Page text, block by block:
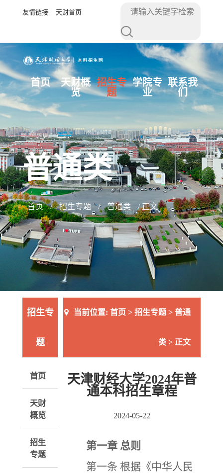
友情链接 天财首页
首页
天财概
览
招生专
题
学院专
业
联系我
们
普通类
首页 / 招生专题 / 普通类 / 正文
招生专
题
首页
天财
概览
招生
专题
当前位置:首页 >招生专题 >普通
类 > 正文
天津财经大学2024年普
通本科招生章程
2024-05-22
第一章 总则
第一条 根据《中华人民